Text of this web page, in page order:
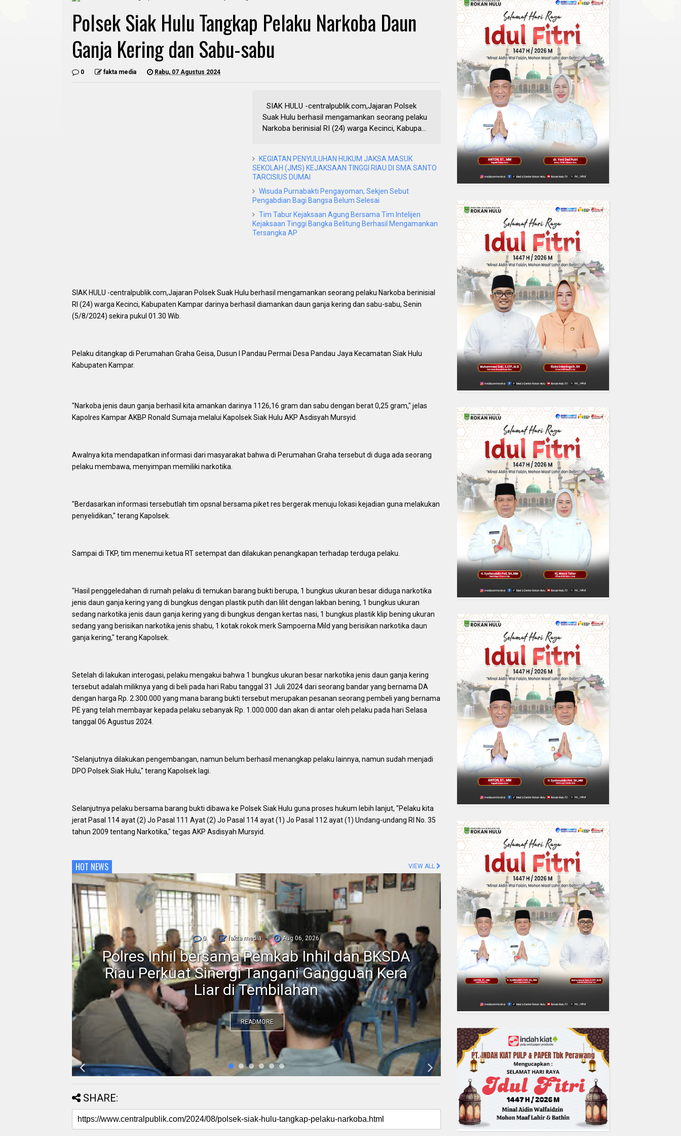
Polsek Siak Hulu Tangkap Pelaku Narkoba Daun
Ganja Kering dan Sabu-sabu
0 fakta media Rabu, 07 Agustus 2024
SIAK HULU -centralpublik.com,Jajaran Polsek
Suak Hulu berhasil mengamankan seorang pelaku
Narkoba berinisial RI (24) warga Kecinci, Kabupa...
KEGIATAN PENYULUHAN HUKUM JAKSA MASUK
SEKOLAH (JMS) KEJAKSAAN TINGGI RIAU DI SMA SANTO
TARCISIUS DUMAI
Wisuda Purnabakti Pengayoman, Sekjen Sebut
Pengabdian Bagi Bangsa Belum Selesai
Tim Tabur Kejaksaan Agung Bersama Tim Intelijen
Kejaksaan Tinggi Bangka Belitung Berhasil Mengamankan
Tersangka AP
SIAK HULU -centralpublik.com,Jajaran Polsek Suak Hulu berhasil mengamankan seorang pelaku Narkoba berinisial
RI (24) warga Kecinci, Kabupaten Kampar darinya berhasil diamankan daun ganja kering dan sabu-sabu, Senin
(5/8/2024) sekira pukul 01.30 Wib.
Pelaku ditangkap di Perumahan Graha Geisa, Dusun I Pandau Permai Desa Pandau Jaya Kecamatan Siak Hulu
Kabupaten Kampar.
"Narkoba jenis daun ganja berhasil kita amankan darinya 1126,16 gram dan sabu dengan berat 0,25 gram," jelas
Kapolres Kampar AKBP Ronald Sumaja melalui Kapolsek Siak Hulu AKP Asdisyah Mursyid.
Awalnya kita mendapatkan informasi dari masyarakat bahwa di Perumahan Graha tersebut di duga ada seorang
pelaku membawa, menyimpan memiliki narkotika.
"Berdasarkan informasi tersebutlah tim opsnal bersama piket res bergerak menuju lokasi kejadian guna melakukan
penyelidikan," terang Kapolsek.
Sampai di TKP, tim menemui ketua RT setempat dan dilakukan penangkapan terhadap terduga pelaku.
"Hasil penggeledahan di rumah pelaku di temukan barang bukti berupa, 1 bungkus ukuran besar diduga narkotika
jenis daun ganja kering yang di bungkus dengan plastik putih dan lilit dengan lakban bening, 1 bungkus ukuran
sedang narkotika jenis daun ganja kering yang di bungkus dengan kertas nasi, 1 bungkus plastik klip bening ukuran
sedang yang berisikan narkotika jenis shabu, 1 kotak rokok merk Sampoerna Mild yang berisikan narkotika daun
ganja kering," terang Kapolsek.
Setelah di lakukan interogasi, pelaku mengakui bahwa 1 bungkus ukuran besar narkotika jenis daun ganja kering
tersebut adalah miliknya yang di beli pada hari Rabu tanggal 31 Juli 2024 dari seorang bandar yang bernama DA
dengan harga Rp. 2.300.000 yang mana barang bukti tersebut merupakan pesanan seorang pembeli yang bernama
PE yang telah membayar kepada pelaku sebanyak Rp. 1.000.000 dan akan di antar oleh pelaku pada hari Selasa
tanggal 06 Agustus 2024.
"Selanjutnya dilakukan pengembangan, namun belum berhasil menangkap pelaku lainnya, namun sudah menjadi
DPO Polsek Siak Hulu," terang Kapolsek lagi.
Selanjutnya pelaku bersama barang bukti dibawa ke Polsek Siak Hulu guna proses hukum lebih lanjut, "Pelaku kita
jerat Pasal 114 ayat (2) Jo Pasal 111 Ayat (2) Jo Pasal 114 ayat (1) Jo Pasal 112 ayat (1) Undang-undang RI No. 35
tahun 2009 tentang Narkotika," tegas AKP Asdisyah Mursyid.
HOT NEWS VIEW ALL
0 fakta media Aug 06, 2026
Polres Inhil bersama Pemkab Inhil dan BKSDA
Riau Perkuat Sinergi Tangani Gangguan Kera
Liar di Tembilahan
READMORE
fakta media
DPC IKADIN Pekanbaru
Desak Polda Riau Beri
Advokat
SHARE: